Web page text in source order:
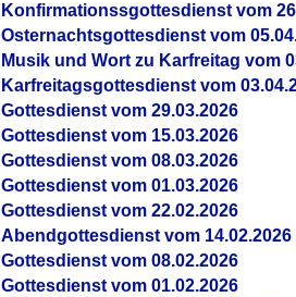
Konfirmationssgottesdienst vom
Osternachtsgottesdienst vom
Musik und Wort zu Karfreitag vom
Karfreitagsgottesdienst vom
Gottesdienst vom 29.03.2026
Gottesdienst vom 15.03.2026
Gottesdienst vom 08.03.2026
Gottesdienst vom 01.03.2026
Gottesdienst vom 22.02.2026
Abendgottesdienst vom 14.02.2026
Gottesdienst vom 08.02.2026
Gottesdienst vom 01.02.2026